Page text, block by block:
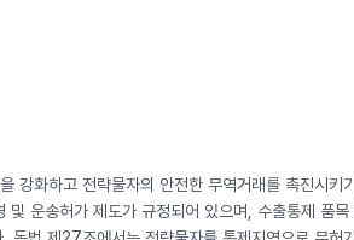
강화하고 전략물자의 안전한 무역거래를 촉진시키
운송허가 제도가 규정되어 있으며, 수출통제 품목